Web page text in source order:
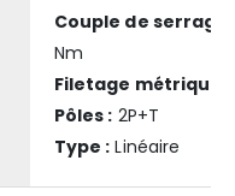
Couple de serrage
Nm
Filetage métrique :
Pôles : 2P+T
Type : Linéaire